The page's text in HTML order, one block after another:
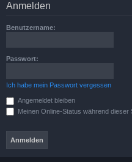
Anmelden
Benutzername:
Passwort:
Ich habe mein Passwort vergessen
Angemeldet bleiben
Meinen Online-Status während dieser